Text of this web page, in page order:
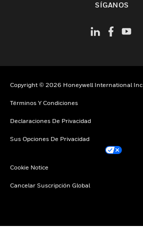
SÍGANOS
Copyright © 2026 Honeywell International Inc
Términos Y Condiciones
Declaraciones De Privacidad
Sus Opciones De Privacidad
Cookie Notice
Cancelar Suscripción Global